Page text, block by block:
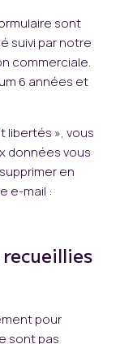
sont
suivi par notre
commerciale.
6 années et
libertés », vous
données vous
en
e-mail :
pour
sont pas